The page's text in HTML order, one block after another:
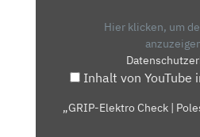
ELEKTRO“
Hier klicken, um
Inhalt von YouTube
„GRIP-Elektro Check |